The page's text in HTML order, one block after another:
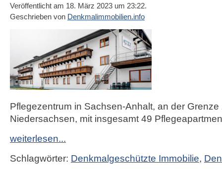
Veröffentlicht am 18. März 2023 um 23:22.
Geschrieben von Denkmalimmobilien.info
Pflegezentrum in Sachsen-Anhalt, an der Grenze
Niedersachsen, mit insgesamt 49
weiterlesen...
Schlagwörter: Denkmalgeschützte Immobilie,